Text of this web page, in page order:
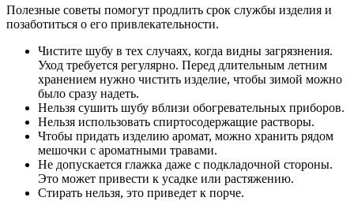
Полезные советы помогут продлить срок службы изделия и
позаботиться о его привлекательности.
Чистите шубу в тех случаях, когда видны загрязнения.
Уход требуется регулярно. Перед длительным летним
хранением нужно чистить изделие, чтобы зимой можно
было сразу надеть.
Нельзя сушить шубу вблизи обогревательных приборов.
Нельзя использовать спиртосодержащие растворы.
Чтобы придать изделию аромат, можно хранить рядом
мешочки с ароматными травами.
Не допускается глажка даже с подкладочной стороны.
Это может привести к усадке или растяжению.
Стирать нельзя, это приведет к порче.